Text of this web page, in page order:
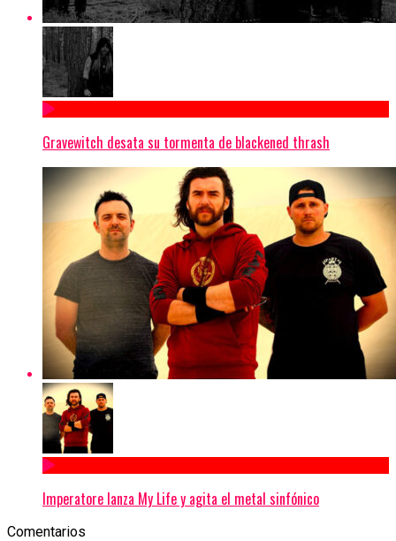
Gravewitch desata su tormenta de blackened thrash
Imperatore lanza My Life y agita el metal sinfónico
Comentarios